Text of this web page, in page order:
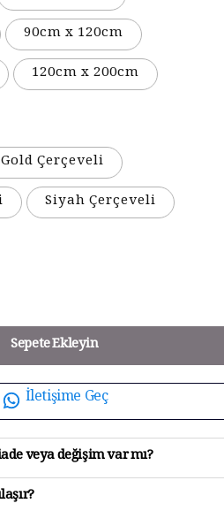
90cm x 120cm
120cm x 200cm
Gold Çerçeveli
Siyah Çerçeveli
Sepete Ekleyin
İletişime Geç
veya değişim var mı?